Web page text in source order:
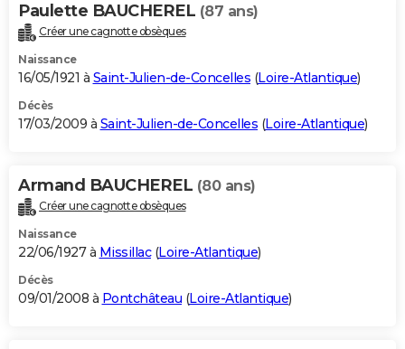
Paulette BAUCHEREL (87 ans)
Créer une cagnotte obsèques
Naissance
16/05/1921 à Saint-Julien-de-Concelles (Loire-Atlantique)
Décès
17/03/2009 à Saint-Julien-de-Concelles (Loire-Atlantique)
Armand BAUCHEREL (80 ans)
Créer une cagnotte obsèques
Naissance
22/06/1927 à Missillac(Loire-Atlantique)
Décès
09/01/2008 à Pontchâteau (Loire-Atlantique)